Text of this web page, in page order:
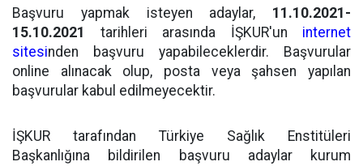
Başvuru yapmak isteyen adaylar, 11.10.2021-
15.10.2021
tarihleri arasında İŞKUR'un internet
sitesinden başvuru yapabileceklerdir. Başvurular
online alınacak olup, posta veya şahsen yapılan
başvurular kabul edilmeyecektir.
İŞKUR tarafından Türkiye Sağlık Enstitüleri
Başkanlığına bildirilen başvuru adaylar kurum